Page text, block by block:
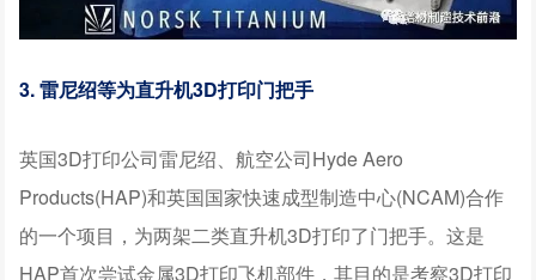
3. 雷尼绍等为直升机3D打印门把手
英国3D打印公司雷尼绍、航空公司Hyde Aero
Products(HAP)和英国国家快速成型制造中心(NCAM)合作
的一个项目，为两架二类直升机3D打印了门把手。这是
HAP首次尝试金属3D打印飞机部件，其目的是考察3D打印